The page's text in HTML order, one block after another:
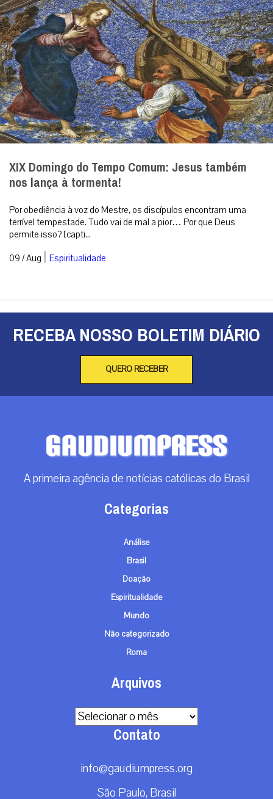
XIX Domingo do Tempo Comum: Jesus também
nos lança à tormenta!
Por obediência à voz do Mestre, os discípulos encontram uma
terrível tempestade. Tudo vai de mal a pior… Por que Deus
permite isso? [capti...
09 / Aug | Espiritualidade
RECEBA NOSSO BOLETIM DIÁRIO
QUERO RECEBER
A primeira agência de notícias católicas do Brasil
Categorias
Análise
Brasil
Doação
Espiritualidade
Mundo
Não categorizado
Roma
Arquivos
Arquivos
Contato
info@gaudiumpress.org
São Paulo, Brasil